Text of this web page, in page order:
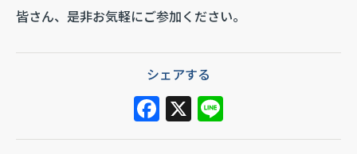
皆さん、是非お気軽にご参加ください。
シェアする
F
a
X
n